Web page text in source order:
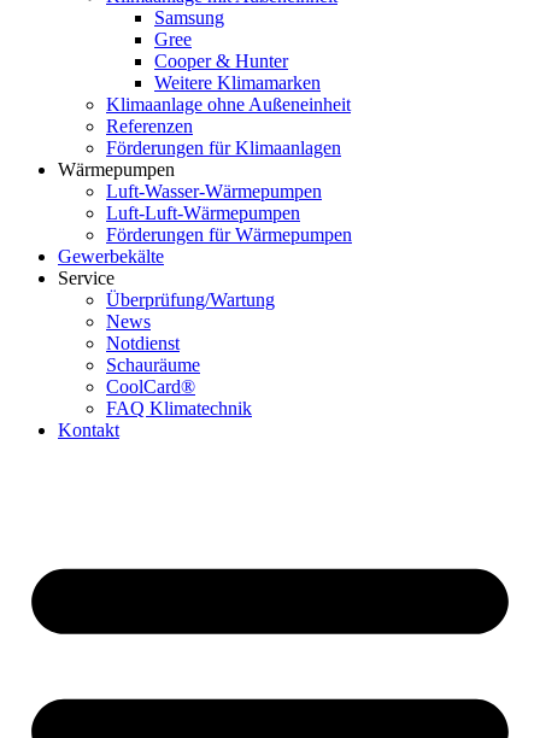
Samsung
Gree
Cooper & Hunter
Weitere Klimamarken
Klimaanlage ohne Außeneinheit
Referenzen
Förderungen für Klimaanlagen
Wärmepumpen
Luft-Wasser-Wärmepumpen
Luft-Luft-Wärmepumpen
Förderungen für Wärmepumpen
Gewerbekälte
Service
Überprüfung/Wartung
News
Notdienst
Schauräume
CoolCard®
FAQ Klimatechnik
Kontakt